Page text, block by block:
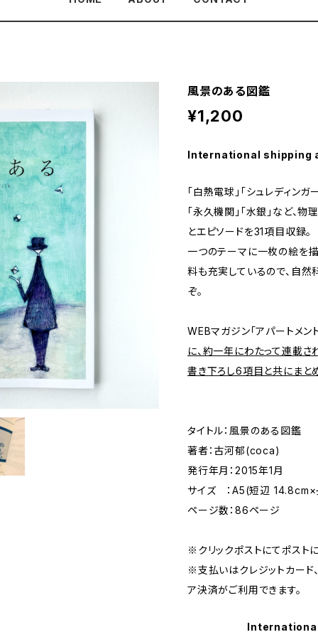
風景のある図鑑
¥1,200
International shipping
「白熱電球」「シュレディンガ
「永久機関」「水銀」など、
とエピソードを31項目収録。
一つのテーマに一枚の絵を
料も充実しているので、自
ぞ。
WEBマガジン「アパートメン
に、約一年にわたって連載さ
書き下ろし6項目と共にまと
タイトル：風景のある図鑑
著者：古河郁(coca)
発行年月：2015年1月
サイズ ：A5(短辺 14.8cm×
ページ数：86ページ
※クリックポストにてポスト
※支払いはクレジットカード
ア決済がご利用できます。